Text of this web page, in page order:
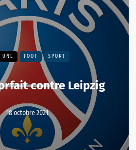
UNE FOOT SPORT
contre Leipzig
18 octobre 2021